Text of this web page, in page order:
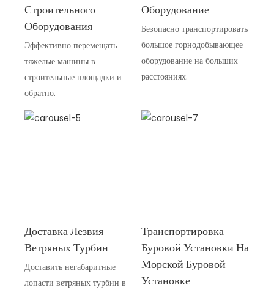
Строительного
Оборудования
Эффективно перемещать
тяжелые машины в
строительные площадки и
обратно.
Оборудование
Безопасно транспортировать
большое горнодобывающее
оборудование на больших
расстояниях.
Доставка Лезвия
Ветряных Турбин
Доставить негабаритные
лопасти ветряных турбин в
Транспортировка
Буровой Установки На
Морской Буровой
Установке